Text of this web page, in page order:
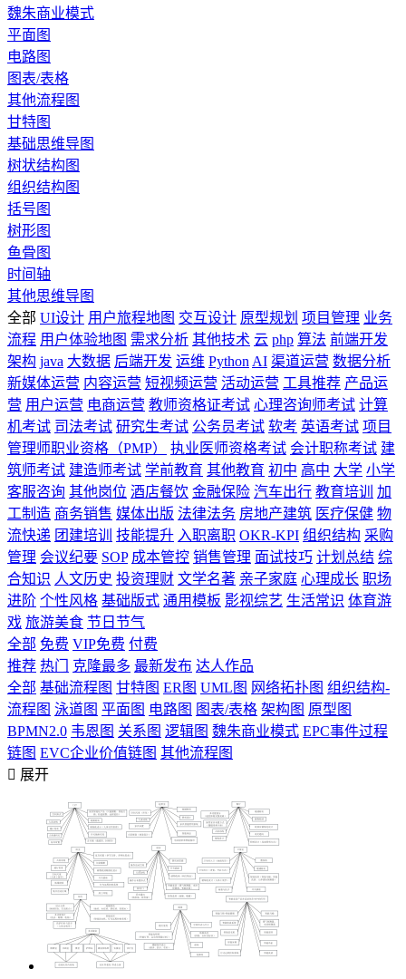
魏朱商业模式
平面图
电路图
图表/表格
其他流程图
甘特图
基础思维导图
树状结构图
组织结构图
括号图
树形图
鱼骨图
时间轴
其他思维导图
全部 UI设计 用户旅程地图 交互设计 原型规划 项目管理 业务
流程 用户体验地图 需求分析 其他技术 云 php 算法 前端开发
架构 java 大数据 后端开发 运维 Python AI 渠道运营 数据分析
新媒体运营 内容运营 短视频运营 活动运营 工具推荐 产品运
营 用户运营 电商运营 教师资格证考试 心理咨询师考试 计算
机考试 司法考试 研究生考试 公务员考试 软考 英语考试 项目
管理师职业资格（PMP）
执业医师资格考试 会计职称考试 建
筑师考试 建造师考试 学前教育 其他教育 初中 高中 大学 小学
客服咨询 其他岗位 酒店餐饮 金融保险 汽车出行 教育培训
加
工制造 商务销售 媒体出版 法律法务 房地产建筑 医疗保健 物
流快递 团建培训 技能提升 入职离职 OKR-KPI 组织结构 采购
管理 会议纪要 SOP 成本管控 销售管理 面试技巧 计划总结 综
合知识 人文历史 投资理财 文学名著 亲子家庭 心理成长 职场
进阶 个性风格 基础版式 通用模板 影视综艺 生活常识 体育游
戏 旅游美食 节日节气
全部 免费 VIP免费 付费
推荐 热门 克隆最多 最新发布 达人作品
全部 基础流程图 甘特图 ER图 UML图 网络拓扑图 组织结构-
流程图 泳道图 平面图 电路图 图表/表格 架构图 原型图
BPMN2.0 韦恩图 关系图 逻辑图 魏朱商业模式 EPC事件过程
链图 EVC企业价值链图 其他流程图
 展开